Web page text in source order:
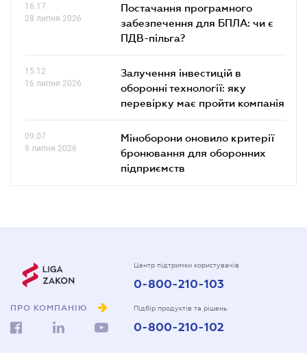
16.17
28 липня 2026
Постачання програмного
забезпечення для БПЛА: чи є
ПДВ-пільга?
15.12
16 липня 2026
Залучення інвестицій в
оборонні технології: яку
перевірку має пройти компанія
09.07
9 липня 2026
Міноборони оновило критерії
бронювання для оборонних
підприємств
ПРО КОМПАНІЮ
Центр підтримки користувачів
0-800-210-103
Підбір продуктів та рішень
0-800-210-102